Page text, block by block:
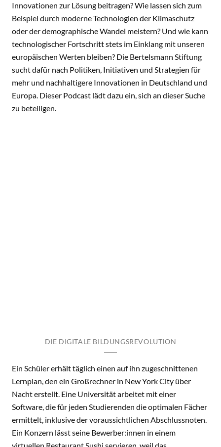
Innovationen zur Lösung beitragen? Wie lassen sich zum
Beispiel durch moderne Technologien der Klimaschutz
oder der demographische Wandel meistern? Und wie kann
technologischer Fortschritt stets im Einklang mit unseren
europäischen Werten bleiben? Die Bertelsmann Stiftung
sucht dafür nach Politiken, Initiativen und Strategien für
mehr und nachhaltigere Innovationen in Deutschland und
Europa. Dieser Podcast lädt dazu ein, sich an dieser Suche
zu beteiligen.
DIE DIGITALE BILDUNGSREVOLUTION
Ein Schüler erhält täglich einen auf ihn zugeschnittenen
Lernplan, den ein Großrechner in New York City über
Nacht erstellt. Eine Universität arbeitet mit einer
Software, die für jeden Studierenden die optimalen Fächer
ermittelt, inklusive der voraussichtlichen Abschlussnoten.
Ein Konzern lässt seine Bewerber:innen in einem